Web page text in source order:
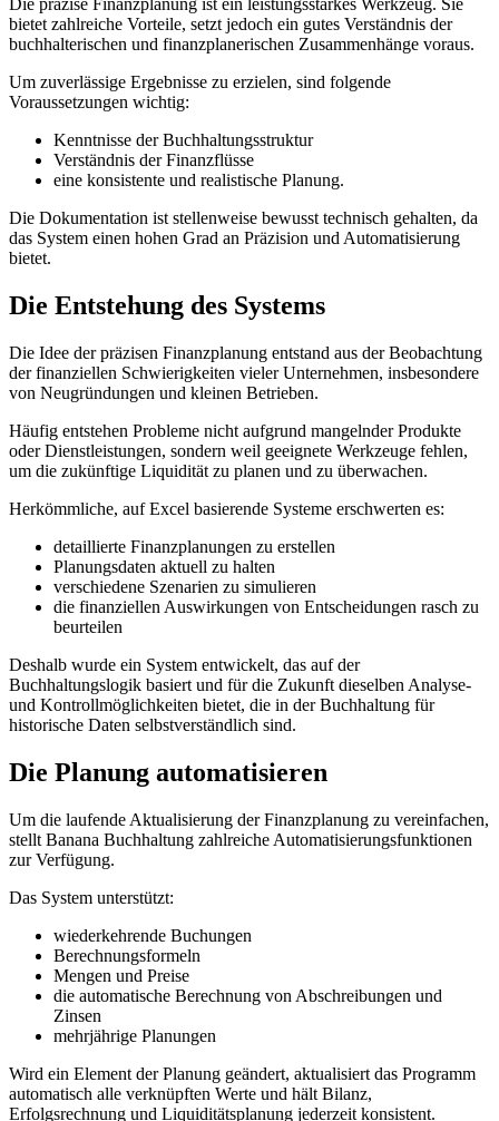
Die präzise Finanzplanung ist ein leistungsstarkes Werkzeug. Sie
bietet zahlreiche Vorteile, setzt jedoch ein gutes Verständnis der
buchhalterischen und finanzplanerischen Zusammenhänge voraus.
Um zuverlässige Ergebnisse zu erzielen, sind folgende
Voraussetzungen wichtig:
Kenntnisse der Buchhaltungsstruktur
Verständnis der Finanzflüsse
eine konsistente und realistische Planung.
Die Dokumentation ist stellenweise bewusst technisch gehalten, da
das System einen hohen Grad an Präzision und Automatisierung
bietet.
Die Entstehung des Systems
Die Idee der präzisen Finanzplanung entstand aus der Beobachtung
der finanziellen Schwierigkeiten vieler Unternehmen, insbesondere
von Neugründungen und kleinen Betrieben.
Häufig entstehen Probleme nicht aufgrund mangelnder Produkte
oder Dienstleistungen, sondern weil geeignete Werkzeuge fehlen,
um die zukünftige Liquidität zu planen und zu überwachen.
Herkömmliche, auf Excel basierende Systeme erschwerten es:
detaillierte Finanzplanungen zu erstellen
Planungsdaten aktuell zu halten
verschiedene Szenarien zu simulieren
die finanziellen Auswirkungen von Entscheidungen rasch zu
beurteilen
Deshalb wurde ein System entwickelt, das auf der
Buchhaltungslogik basiert und für die Zukunft dieselben Analyse-
und Kontrollmöglichkeiten bietet, die in der Buchhaltung für
historische Daten selbstverständlich sind.
Die Planung automatisieren
Um die laufende Aktualisierung der Finanzplanung zu vereinfachen,
stellt Banana Buchhaltung zahlreiche Automatisierungsfunktionen
zur Verfügung.
Das System unterstützt:
wiederkehrende Buchungen
Berechnungsformeln
Mengen und Preise
die automatische Berechnung von Abschreibungen und
Zinsen
mehrjährige Planungen
Wird ein Element der Planung geändert, aktualisiert das Programm
automatisch alle verknüpften Werte und hält Bilanz,
Erfolgsrechnung und Liquiditätsplanung jederzeit konsistent.